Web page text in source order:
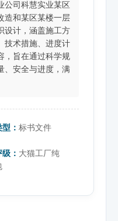
公司科慧实业某区
造和某区某楼一层
设计，涵盖施工方
技术措施、进度计
，旨在通过科学规
、安全与进度，满
型：标书文件
： 大猫工厂纯